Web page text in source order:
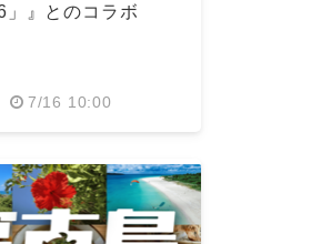
」』とのコラボ
7/16 10:00